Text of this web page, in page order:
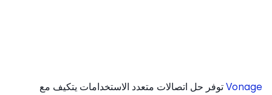
توفر حل اتصالات متعدد الاستخدامات يتكيف مع